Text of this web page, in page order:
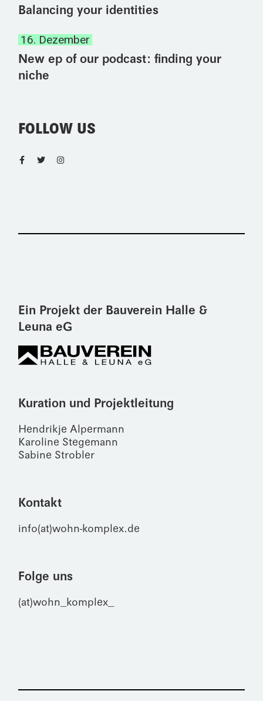
Balancing your identities
16. Dezember
New ep of our podcast: finding your
niche
FOLLOW US
Ein Projekt der Bauverein Halle &
Leuna eG
Kuration und Projektleitung
Hendrikje Alpermann
Karoline Stegemann
Sabine Strobler
Kontakt
info(at)wohn-komplex.de
Folge uns
(at)wohn_komplex_